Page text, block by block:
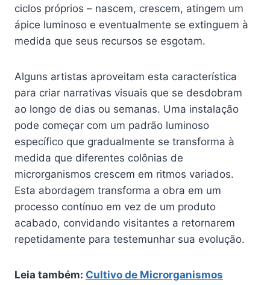
ciclos próprios – nascem, crescem, atingem um
ápice luminoso e eventualmente se extinguem à
medida que seus recursos se esgotam.
Alguns artistas aproveitam esta característica
para criar narrativas visuais que se desdobram
ao longo de dias ou semanas. Uma instalação
pode começar com um padrão luminoso
específico que gradualmente se transforma à
medida que diferentes colônias de
microrganismos crescem em ritmos variados.
Esta abordagem transforma a obra em um
processo contínuo em vez de um produto
acabado, convidando visitantes a retornarem
repetidamente para testemunhar sua evolução.
Leia também: Cultivo de Microrganismos